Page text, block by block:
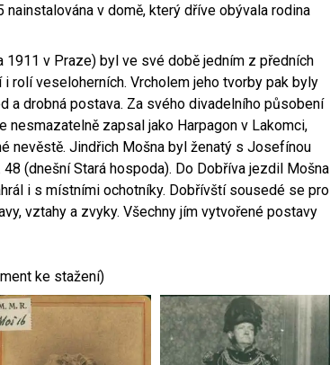
v domě, který dříve obývala rodina
1911 v Praze) byl ve své době jedním z předních
rolí veseloherních. Vrcholem jeho tvorby pak byly
a drobná postava. Za svého divadelního působení
zapsal jako Harpagon v Lakomci,
nevěstě. Jindřich Mošna byl ženatý s Josefínou
(dnešní Stará hospoda). Do Dobříva jezdil Mošna
i s místními ochotníky. Dobřívští sousedé se pro
vztahy a zvyky. Všechny jím vytvořené postavy
ke stažení)